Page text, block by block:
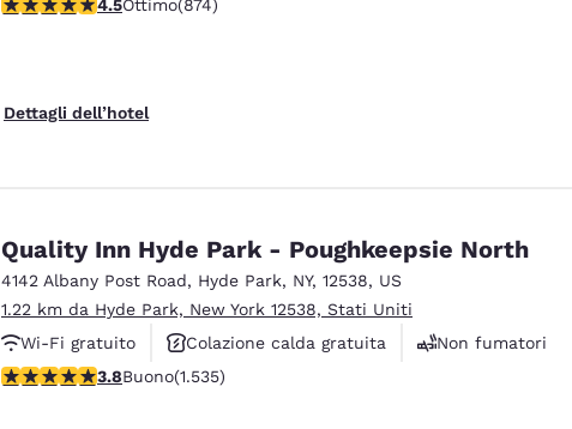
4.5Ottimo(874)
Dettagli dell’hotel
Quality Inn Hyde Park - Poughkeepsie North
4142 Albany Post Road, Hyde Park, NY, 12538, US
1.22 km da Hyde Park, New York 12538, Stati Uniti
Wi-Fi gratuito
Colazione calda gratuita
Non fumatori
Valutazione di 3.82 stelle. Buono. 1535 recensioni
3.8Buono(1.535)